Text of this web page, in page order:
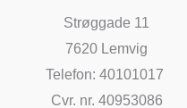
Strøggade 11
7620 Lemvig
Telefon: 40101017
Cvr. nr. 40953086